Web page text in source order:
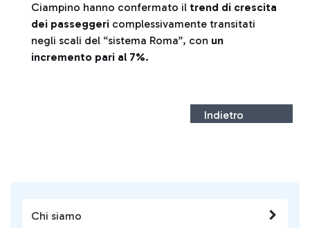
Chi siamo
Ciampino hanno confermato il trend di crescita
dei passeggeri complessivamente transitati
negli scali del “sistema Roma”, con un
incremento pari al 7%.
Indietro